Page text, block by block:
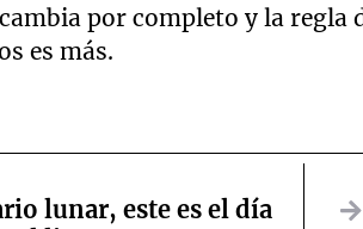
por completo y la regla
es más.
lunar, este es el día